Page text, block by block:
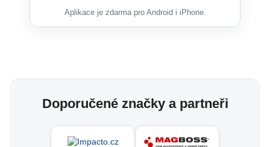
Aplikace je zdarma pro Android i iPhone.
Doporučené značky a partneři